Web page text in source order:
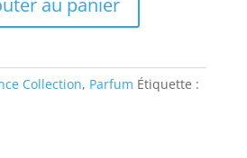
au panier
Collection, Parfum Étiquette :